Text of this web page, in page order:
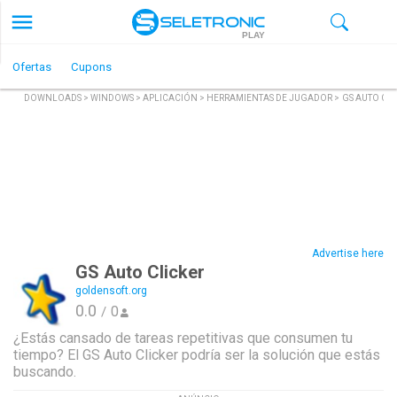
PLAY
Ofertas Cupons
DOWNLOADS > WINDOWS > APLICACIÓN > HERRAMIENTAS DE JUGADOR > GS AUTO
Advertise here
GS Auto Clicker
goldensoft.org
0.0 / 0
¿Estás cansado de tareas repetitivas que consumen tu
tiempo? El GS Auto Clicker podría ser la solución que estás
buscando.